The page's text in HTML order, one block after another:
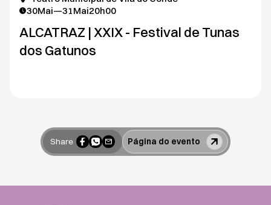
30Mai—31Mai20h00
ALCATRAZ | XXIX - Festival de Tunas
dos Gatunos
Share Página do evento